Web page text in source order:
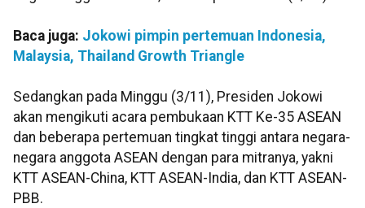
Baca juga: Jokowi pimpin pertemuan Indonesia,
Malaysia, Thailand Growth Triangle
Sedangkan pada Minggu (3/11), Presiden Jokowi
akan mengikuti acara pembukaan KTT Ke-35 ASEAN
dan beberapa pertemuan tingkat tinggi antara negara-
negara anggota ASEAN dengan para mitranya, yakni
KTT ASEAN-China, KTT ASEAN-India, dan KTT ASEAN-
PBB.